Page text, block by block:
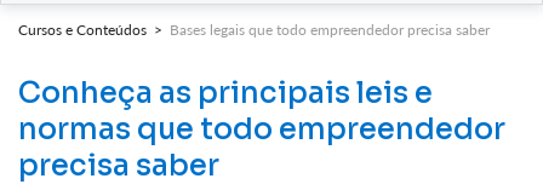
Cursos e Conteúdos > Bases legais que todo empreendedor precisa saber
Conheça as principais leis e
normas que todo empreendedor
precisa saber